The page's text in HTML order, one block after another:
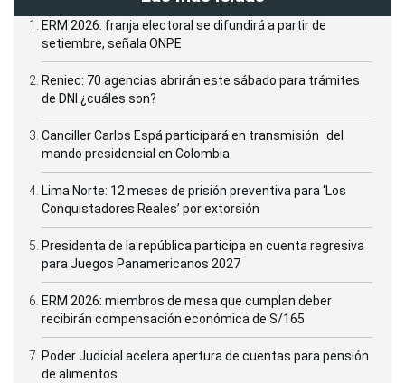
ERM 2026: franja electoral se difundirá a partir de
setiembre, señala ONPE
Reniec: 70 agencias abrirán este sábado para trámites
de DNI ¿cuáles son?
Canciller Carlos Espá participará en transmisión del
mando presidencial en Colombia
Lima Norte: 12 meses de prisión preventiva para ‘Los
Conquistadores Reales’ por extorsión
Presidenta de la república participa en cuenta regresiva
para Juegos Panamericanos 2027
ERM 2026: miembros de mesa que cumplan deber
recibirán compensación económica de S/165
Poder Judicial acelera apertura de cuentas para pensión
de alimentos